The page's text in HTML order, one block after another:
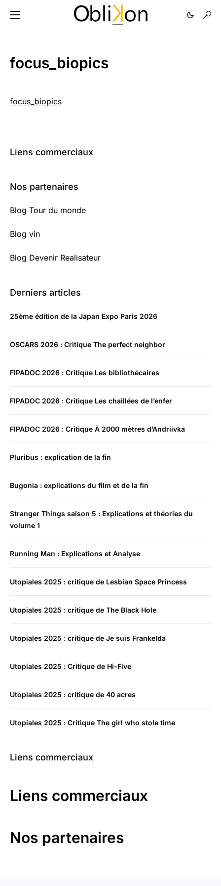
focus_biopics
focus_biopics
Liens commerciaux
Nos partenaires
Blog Tour du monde
Blog vin
Blog Devenir Realisateur
Derniers articles
25ème édition de la Japan Expo Paris 2026
OSCARS 2026 : Critique The perfect neighbor
FIPADOC 2026 : Critique Les bibliothécaires
FIPADOC 2026 : Critique Les chaillées de l’enfer
FIPADOC 2026 : Critique À 2000 mètres d’Andriivka
Pluribus : explication de la fin
Bugonia : explications du film et de la fin
Stranger Things saison 5 : Explications et théories du
volume 1
Running Man : Explications et Analyse
Utopiales 2025 : critique de Lesbian Space Princess
Utopiales 2025 : critique de The Black Hole
Utopiales 2025 : critique de Je suis Frankelda
Utopiales 2025 : Critique de Hi-Five
Utopiales 2025 : critique de 40 acres
Utopiales 2025 : Critique The girl who stole time
Liens commerciaux
Liens commerciaux
Nos partenaires